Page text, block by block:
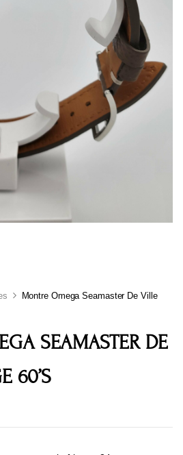
Montre Omega Seamaster De Ville
SEAMASTER DE
60’S